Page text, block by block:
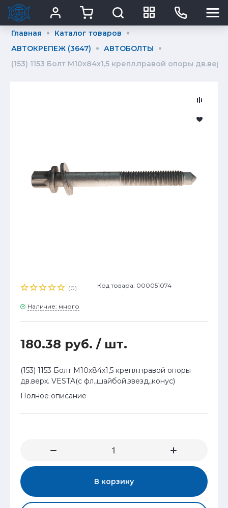
Главная
Каталог товаров
АВТОКРЕПЕЖ (3647)
АВТОБОЛТЫ
(153) 1153 Болт М10х84х1,5 крепл.правой опоры
(0) Код товара: 000051074
Наличие: много
180.38 руб. / шт.
(153) 1153 Болт М10х84х1,5 крепл.правой опоры
дв.верх. VESTA(c фл.,шайбой,звезд.,конус)
Полное описание
В корзину